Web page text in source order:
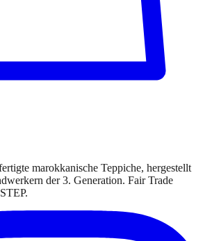
marokkanische Teppiche, hergestellt
der 3. Generation. Fair Trade